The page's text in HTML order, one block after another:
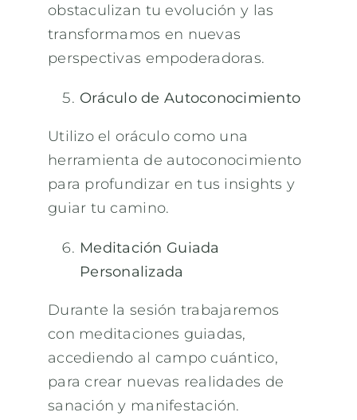
obstaculizan tu evolución y las
transformamos en nuevas
perspectivas empoderadoras.
Oráculo de Autoconocimiento
Utilizo el oráculo como una
herramienta de autoconocimiento
para profundizar en tus insights y
guiar tu camino.
Meditación Guiada
Personalizada
Durante la sesión trabajaremos
con meditaciones guiadas,
accediendo al campo cuántico,
para crear nuevas realidades de
sanación y manifestación.